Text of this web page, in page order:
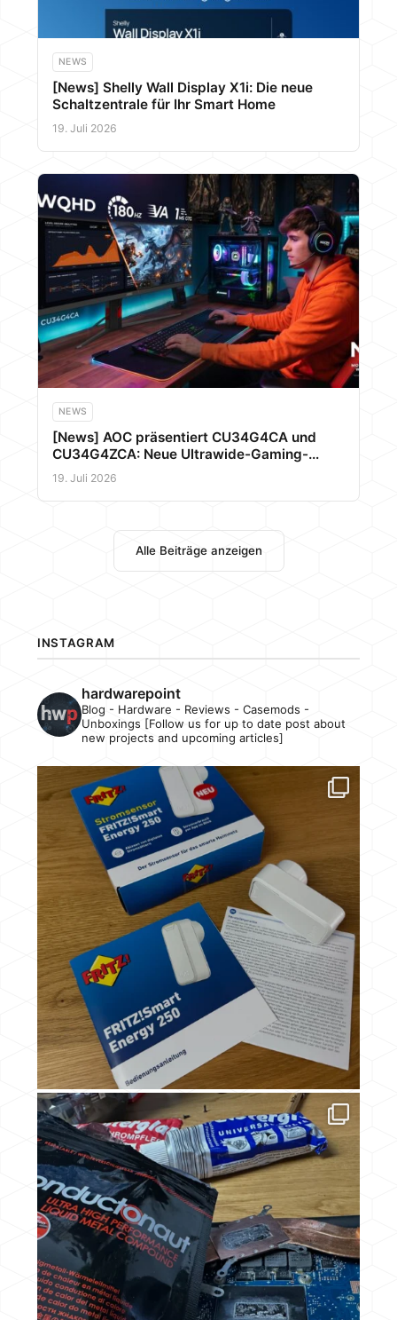
NEWS
[News] Shelly Wall Display X1i: Die neue
Schaltzentrale für Ihr Smart Home
19. Juli 2026
NEWS
[News] AOC präsentiert CU34G4CA und
CU34G4ZCA: Neue Ultrawide-Gaming-
Monitore mit bis zu 250 Hz, USB-C und KVM
19. Juli 2026
Alle Beiträge anzeigen
INSTAGRAM
hardwarepoint
Blog - Hardware - Reviews - Casemods -
Unboxings [Follow us for up to date post about
new projects and upcoming articles]